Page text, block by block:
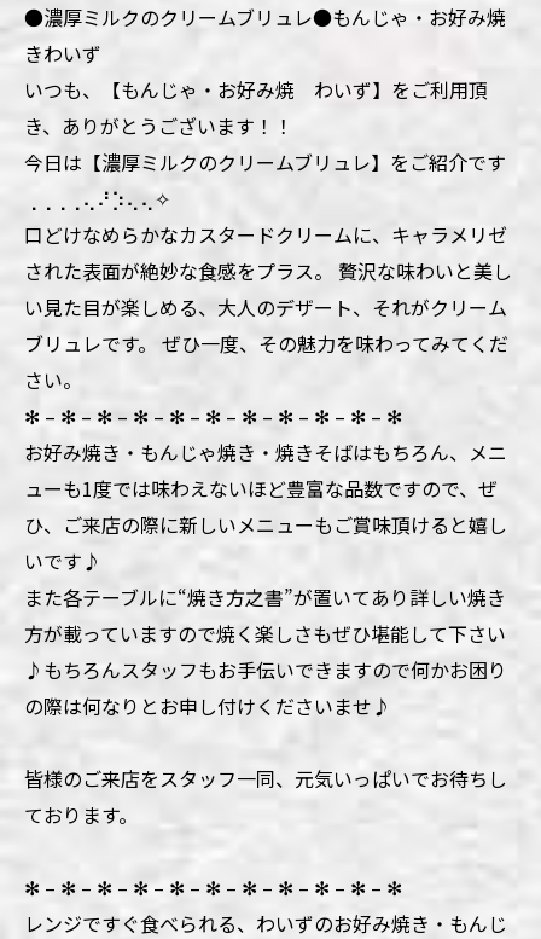
●濃厚ミルクのクリームブリュレ●もんじゃ・お好み焼
きわいず
いつも、【もんじゃ・お好み焼 わいず】をご利用頂
き、ありがとうございます！！
今日は【濃厚ミルクのクリームブリュレ】をご紹介です
⢀⢀⢀⢀⢄⠜⡱⢄⢄✧
口どけなめらかなカスタードクリームに、キャラメリゼ
された表面が絶妙な食感をプラス。 贅沢な味わいと美し
い見た目が楽しめる、大人のデザート、それがクリーム
ブリュレです。 ぜひ一度、その魅力を味わってみてくだ
さい。
✻ – ✻ – ✻ – ✻ – ✻ – ✻ – ✻ – ✻ – ✻ – ✻ – ✻
お好み焼き・もんじゃ焼き・焼きそばはもちろん、メニ
ューも1度では味わえないほど豊富な品数ですので、ぜ
ひ、ご来店の際に新しいメニューもご賞味頂けると嬉し
いです♪
また各テーブルに“焼き方之書”が置いてあり詳しい焼き
方が載っていますので焼く楽しさもぜひ堪能して下さい
♪もちろんスタッフもお手伝いできますので何かお困り
の際は何なりとお申し付けくださいませ♪
皆様のご来店をスタッフ一同、元気いっぱいでお待ちし
ております。
✻ – ✻ – ✻ – ✻ – ✻ – ✻ – ✻ – ✻ – ✻ – ✻ – ✻
レンジですぐ食べられる、わいずのお好み焼き・もんじ